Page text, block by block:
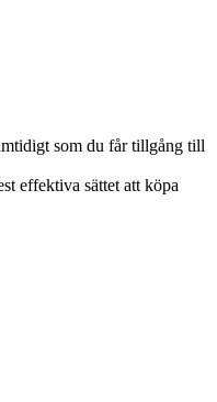
som du får tillgång till
effektiva sättet att köpa